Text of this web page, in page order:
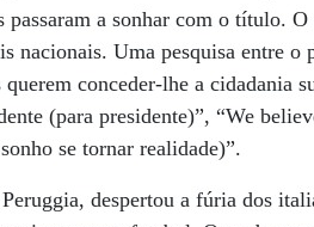
passaram a sonhar com o título.
nacionais. Uma pesquisa entre
conceder-lhe a cidadania
(para presidente)”, “We
se tornar realidade)”.
despertou a fúria dos